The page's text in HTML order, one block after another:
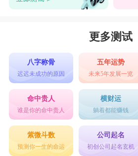
更多测试
八字称骨
迟迟未成功的原因
五年运势
未来5年发展一览
命中贵人
谁是你的命中贵人
横财运
躺着都能赚钱
紫微斗数
预测你一生的命运
公司起名
初创公司起名玄机